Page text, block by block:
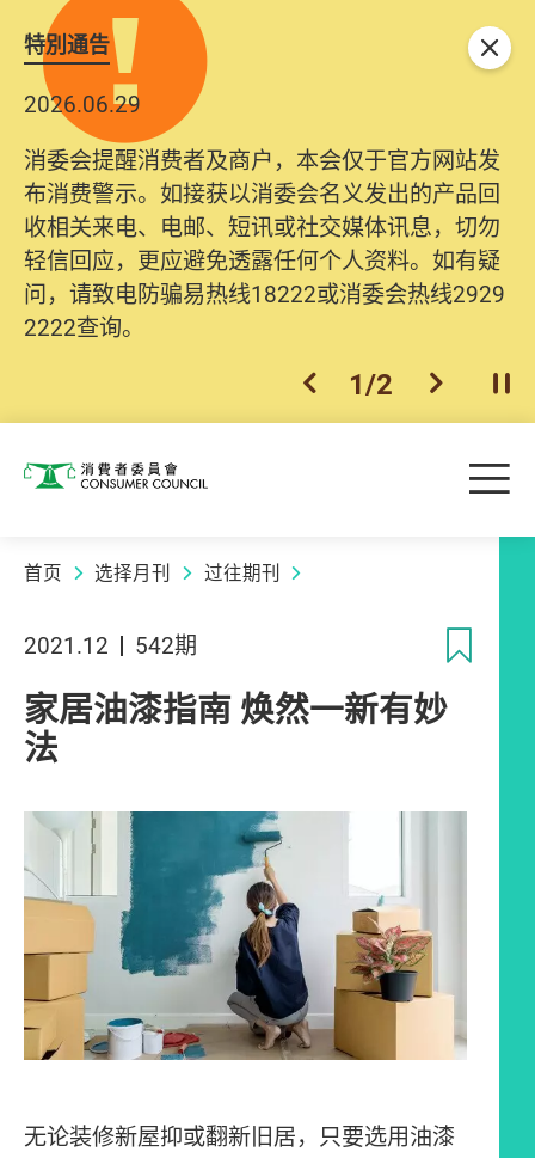
特別通告
2026.06.29
消委会提醒消费者及商户，本会仅于官方网站发
布消费警示。如接获以消委会名义发出的产品回
收相关来电、电邮、短讯或社交媒体讯息，切勿
轻信回应，更应避免透露任何个人资料。如有疑
问，请致电防骗易热线18222或消委会热线2929
2222查询。
上一个
1/2 下一个开
关闭
消费者委员会 目
首页 选择月刊 过往期刊
2021.12 542期
家居油漆指南 焕然一新有妙
法
无论装修新屋抑或翻新旧居，只要选用油漆